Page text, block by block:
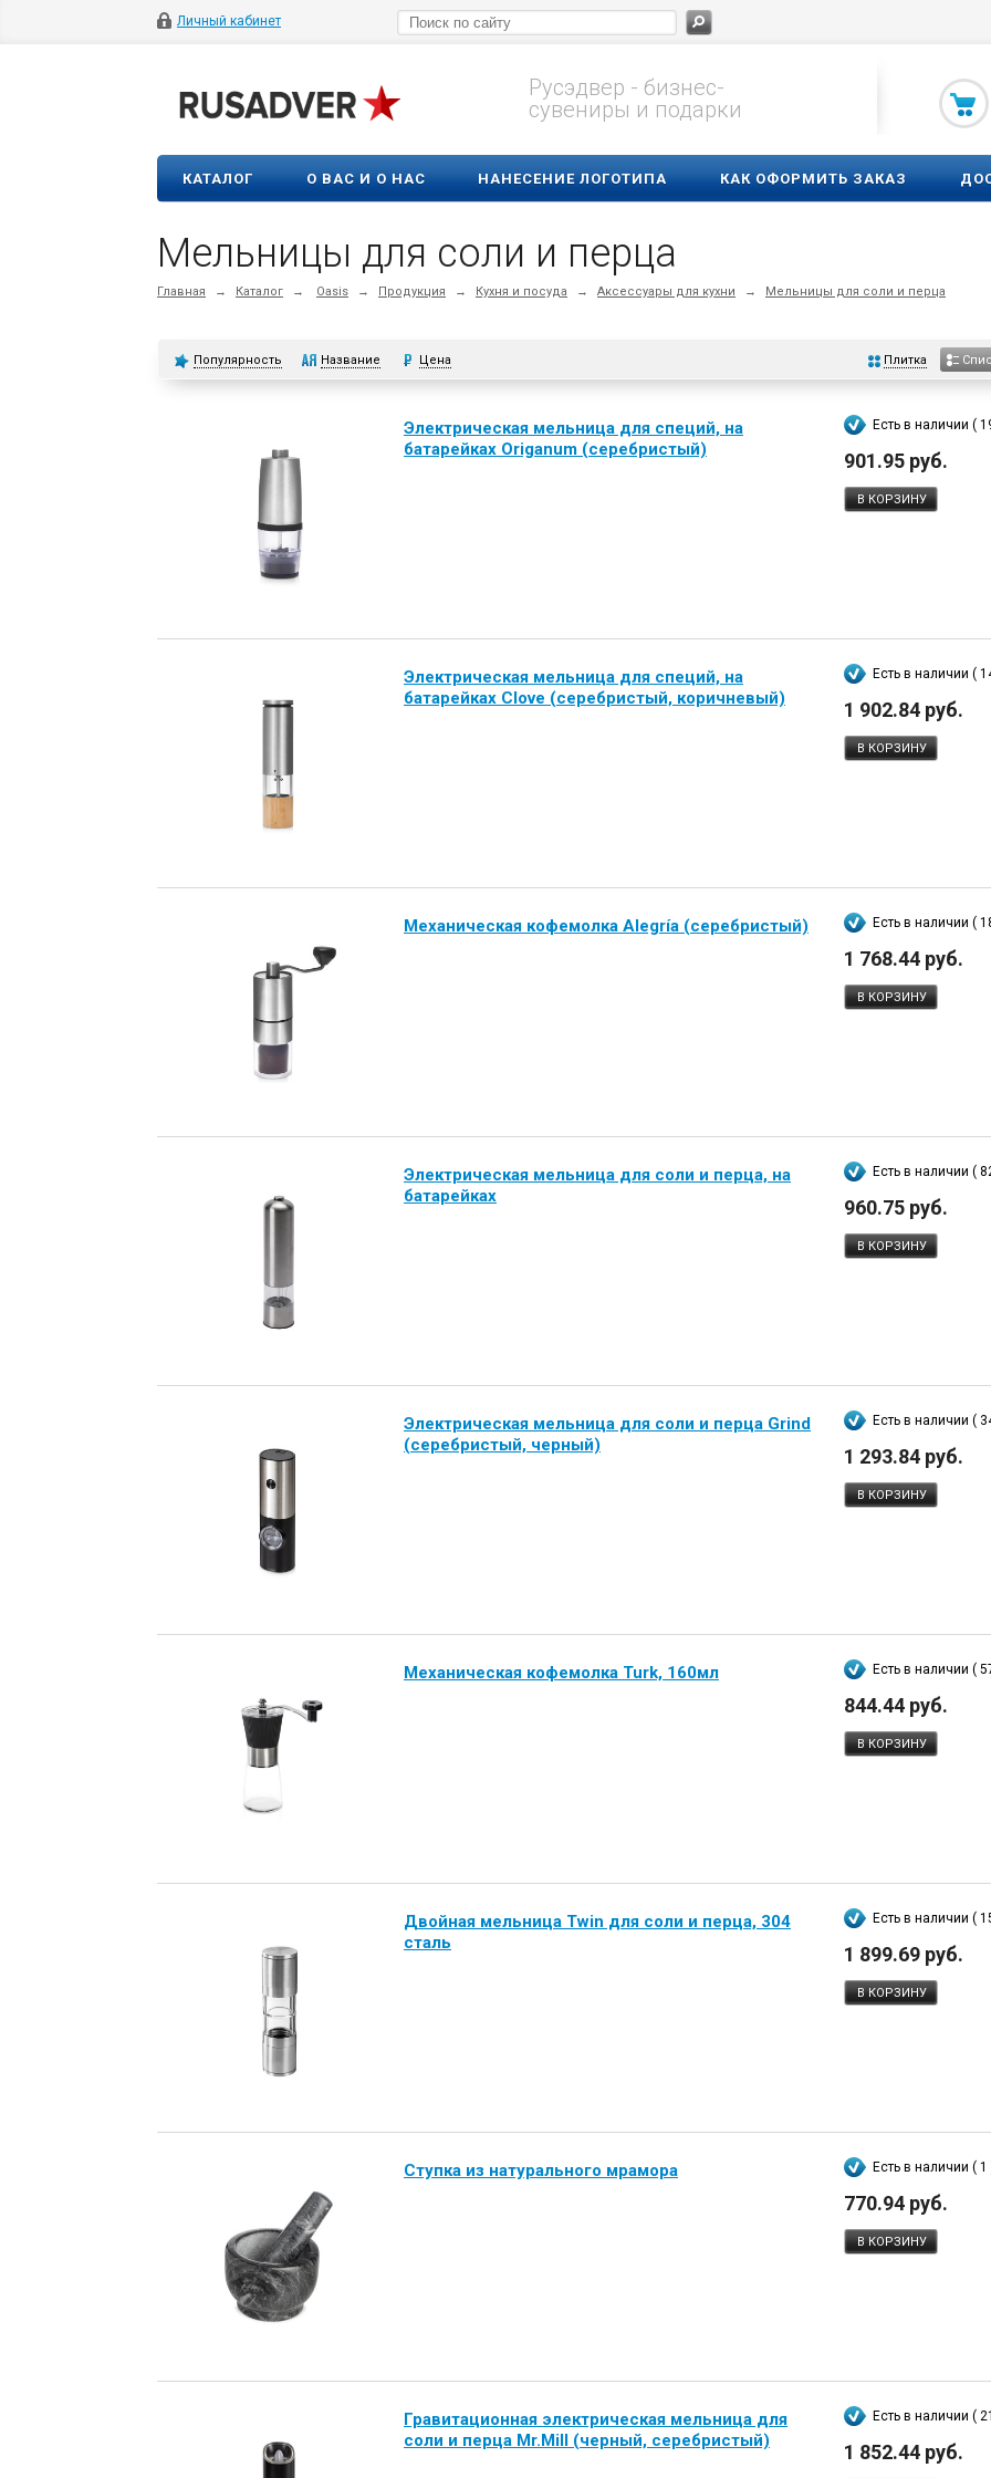
Личный кабинет
Русэдвер - бизнес-
сувениры и подарки
КАТАЛОГ О ВАС И О НАС НАНЕСЕНИЕ ЛОГОТИПА КАК ОФОРМИТЬ ЗАКАЗ
Мельницы для соли и перца
Главная → Каталог → Oasis → Продукция → Кухня и посуда → Аксессуары для кухни → Мельницы для соли и перца
Популярность Название Цена Плитка
Электрическая мельница для специй, на
батарейках Origanum (серебристый)
Есть в наличии (
901.95 руб.
В КОРЗИНУ
Электрическая мельница для специй, на
батарейках Clove (серебристый, коричневый)
Есть в наличии (
1 902.84 руб.
В КОРЗИНУ
Механическая кофемолка Alegría (серебристый) Есть в наличии (
1 768.44 руб.
В КОРЗИНУ
Электрическая мельница для соли и перца, на
батарейках
Есть в наличии (
960.75 руб.
В КОРЗИНУ
Электрическая мельница для соли и перца Grind
(серебристый, черный)
Есть в наличии (
1 293.84 руб.
В КОРЗИНУ
Механическая кофемолка Turk, 160мл Есть в наличии (
844.44 руб.
В КОРЗИНУ
Двойная мельница Twin для соли и перца, 304
сталь
Есть в наличии (
1 899.69 руб.
В КОРЗИНУ
Ступка из натурального мрамора Есть в наличии ( 1
770.94 руб.
В КОРЗИНУ
Гравитационная электрическая мельница для
соли и перца Mr.Mill (черный, серебристый)
Есть в наличии (
1 852.44 руб.